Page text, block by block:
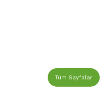
Tüm Sayfalar